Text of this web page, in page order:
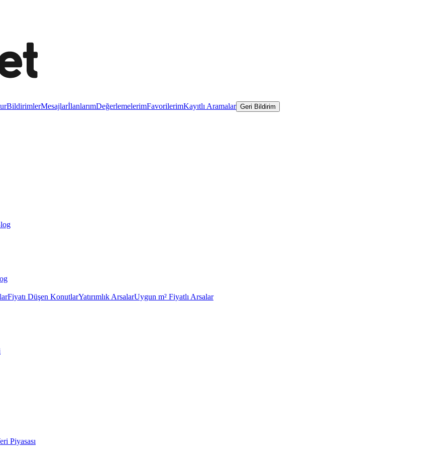
BildirimlerMesajlarİlanlarımDeğerlemelerimFavorilerimKayıtlı Aramalar Geri Bildirim
Fiyatı Düşen KonutlarYatırımlık ArsalarUygun m² Fiyatlı Arsalar
Piyasası